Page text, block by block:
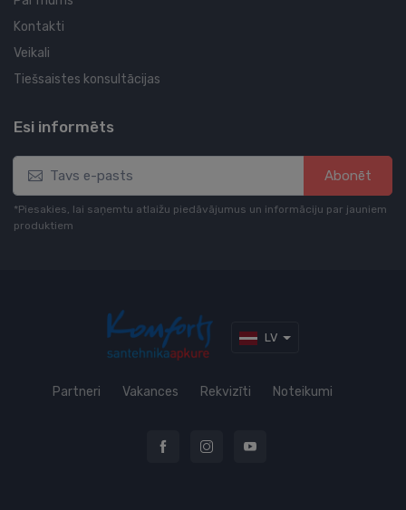
Kontakti
Veikali
Tiešsaistes konsultācijas
Esi informēts
Abonēt
*Piesakies, lai saņemtu atlaižu piedāvājumus un informāciju par jauniem
produktiem
LV
Partneri Vakances Rekvizīti Noteikumi